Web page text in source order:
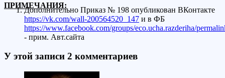
ПРИМЕЧАНИЯ:
Дополнительно Приказ № 198 опубликован ВКонтакте
https://vk.com/wall-200564520_147 и в ФБ
https://www.facebook.com/groups/eco.ucha.razderiha/
- прим. Авт.сайта
У этой записи 2 комментариев